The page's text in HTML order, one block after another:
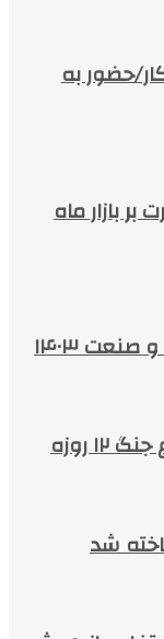
حضور به
بر بازار ماه
۱۴۰۳
روزه
شد